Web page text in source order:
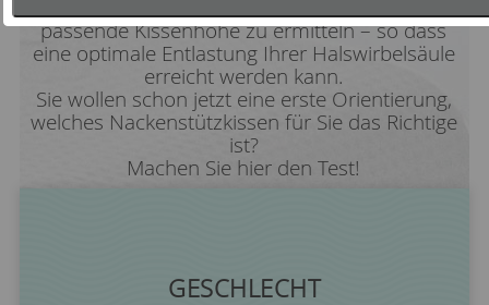
passende Kissenhöhe zu ermitteln – so dass
eine optimale Entlastung Ihrer Halswirbelsäule
erreicht werden kann.
Sie wollen schon jetzt eine erste Orientierung,
welches Nackenstützkissen für Sie das Richtige
ist?
Machen Sie hier den Test!
GESCHLECHT